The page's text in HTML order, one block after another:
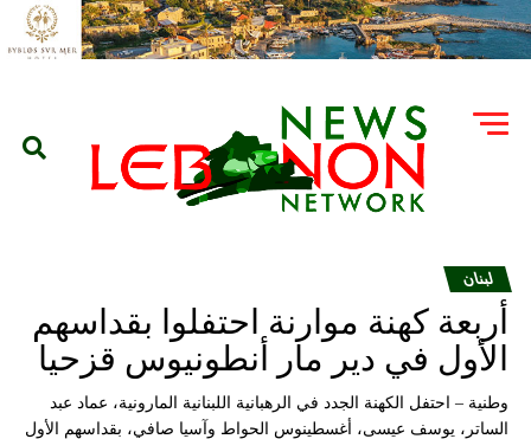
لبنان
أربعة كهنة موارنة احتفلوا بقداسهم
الأول في دير مار أنطونيوس قزحيا
وطنية – احتفل الكهنة الجدد في الرهبانية اللبنانية المارونية، عماد عبد
الساتر، يوسف عيسى، أغسطينوس الحواط وآسيا صافي، بقداسهم الأول